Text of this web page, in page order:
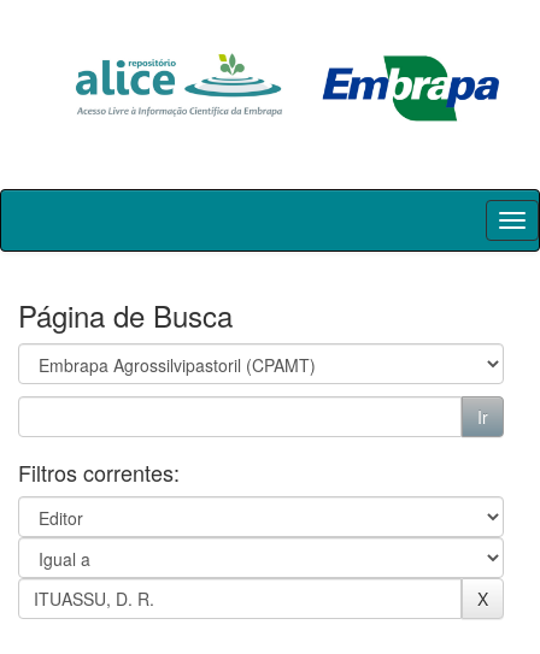
Skip
Página de Busca
Filtros correntes: